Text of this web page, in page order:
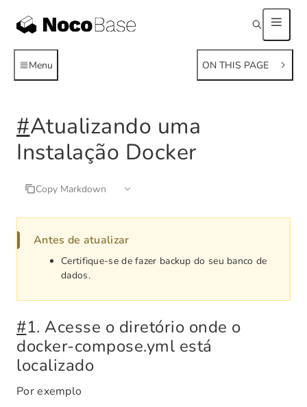
Menu ON THIS PAGE
#Atualizando uma
Instalação Docker
Copy Markdown
Antes de atualizar
Certifique-se de fazer backup do seu banco de
dados.
#1. Acesse o diretório onde o
docker-compose.yml está
localizado
Por exemplo